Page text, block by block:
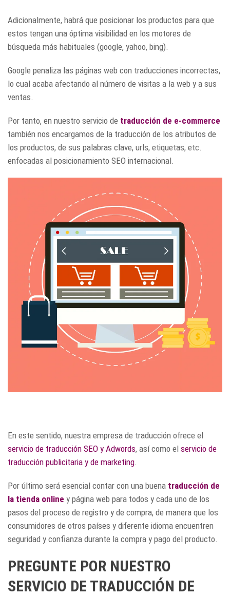
Adicionalmente, habrá que posicionar los productos para que
estos tengan una óptima visibilidad en los motores de
búsqueda más habituales (google, yahoo, bing).
Google penaliza las páginas web con traducciones incorrectas,
lo cual acaba afectando al número de visitas a la web y a sus
ventas.
Por tanto, en nuestro servicio de traducción de e-commerce
también nos encargamos de la traducción de los atributos de
los productos, de sus palabras clave, urls, etiquetas, etc.
enfocadas al posicionamiento SEO internacional.
En este sentido, nuestra empresa de traducción ofrece el
servicio de traducción SEO y Adwords, así como el servicio de
traducción publicitaria y de marketing.
Por último será esencial contar con una buena traducción de
la tienda online y página web para todos y cada uno de los
pasos del proceso de registro y de compra, de manera que los
consumidores de otros países y diferente idioma encuentren
seguridad y confianza durante la compra y pago del producto.
PREGUNTE POR NUESTRO
SERVICIO DE TRADUCCIÓN DE